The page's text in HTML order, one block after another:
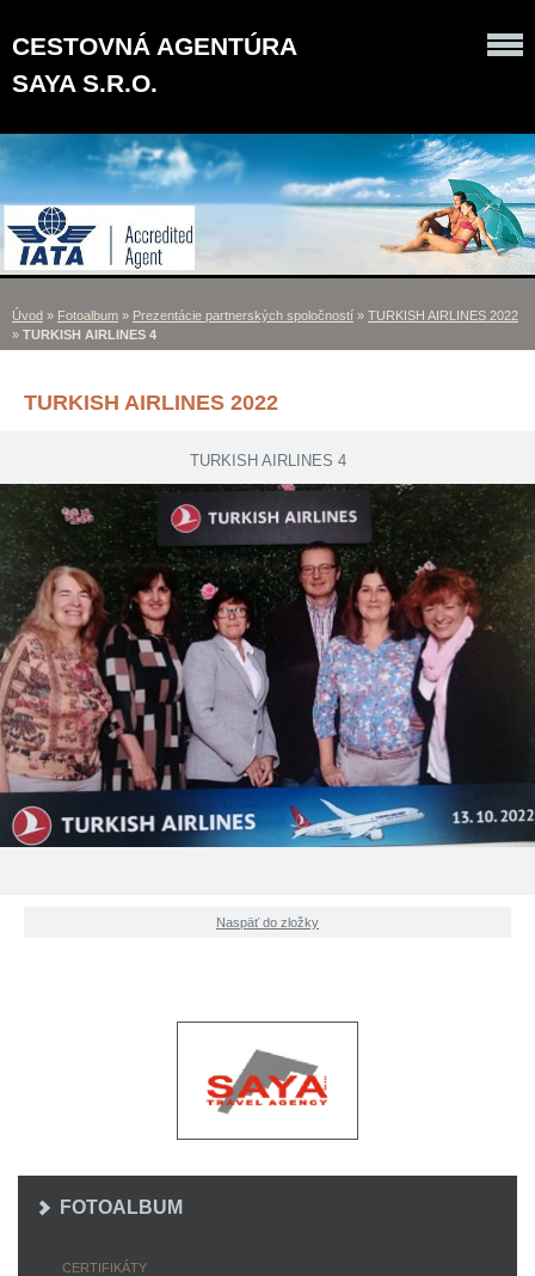
CESTOVNÁ AGENTÚRA
SAYA S.R.O.
Úvod » Fotoalbum » Prezentácie partnerských spoločností » TURKISH AIRLINES 2022
» TURKISH AIRLINES 4
TURKISH AIRLINES 2022
TURKISH AIRLINES 4
Naspäť do zložky
FOTOALBUM
CERTIFIKÁTY